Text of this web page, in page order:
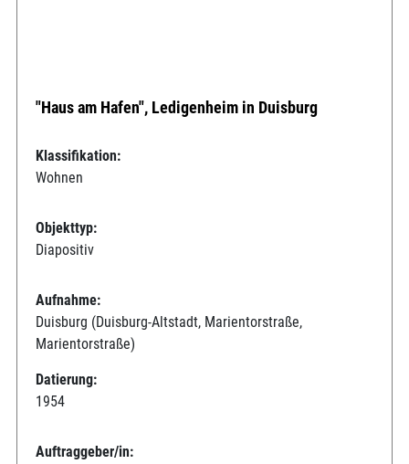
"Haus am Hafen", Ledigenheim in Duisburg
Klassifikation:
Wohnen
Objekttyp:
Diapositiv
Aufnahme:
Duisburg (Duisburg-Altstadt, Marientorstraße,
Marientorstraße)
Datierung:
1954
Auftraggeber/in: